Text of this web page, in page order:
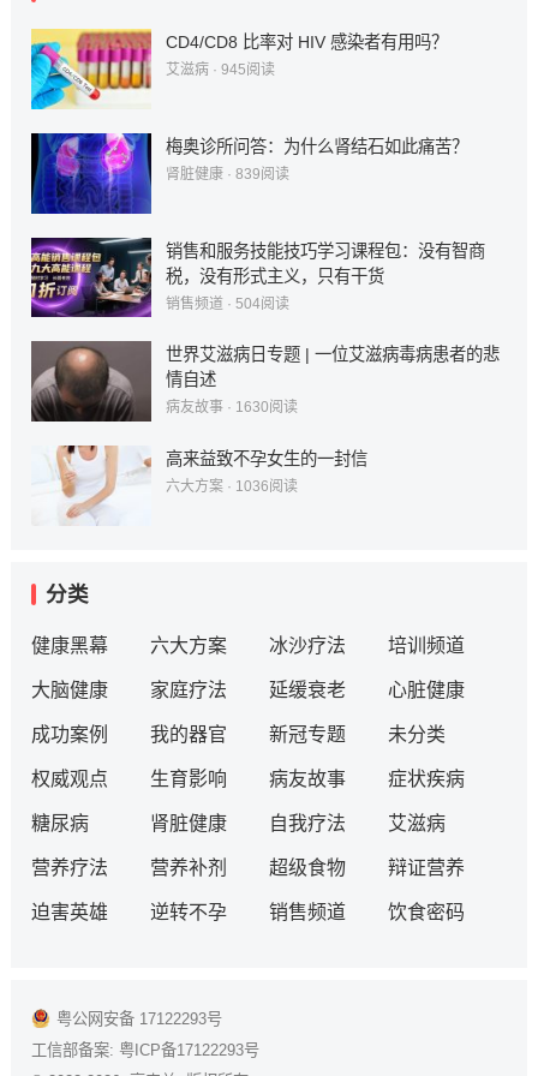
CD4/CD8 比率对 HIV 感染者有用吗？
艾滋病· 945阅读
梅奥诊所问答：为什么肾结石如此痛苦？
肾脏健康· 839阅读
销售和服务技能技巧学习课程包：没有智商
税，没有形式主义，只有干货
销售频道· 504阅读
世界艾滋病日专题 | 一位艾滋病毒病患者的悲
情自述
病友故事· 1630阅读
高来益致不孕女生的一封信
六大方案· 1036阅读
分类
健康黑幕 六大方案 冰沙疗法 培训频道
大脑健康 家庭疗法 延缓衰老 心脏健康
成功案例 我的器官 新冠专题 未分类
权威观点 生育影响 病友故事 症状疾病
糖尿病 肾脏健康 自我疗法 艾滋病
营养疗法 营养补剂 超级食物 辩证营养
迫害英雄 逆转不孕 销售频道 饮食密码
粤公网安备 17122293号
工信部备案: 粤ICP备17122293号